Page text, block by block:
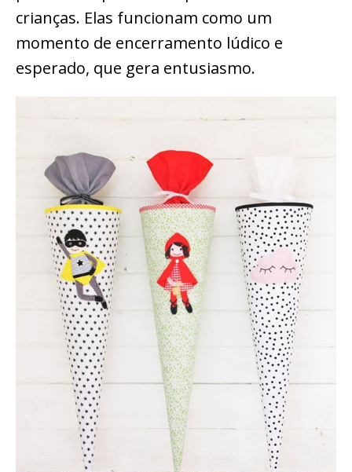
crianças. Elas funcionam como um
momento de encerramento lúdico e
esperado, que gera entusiasmo.